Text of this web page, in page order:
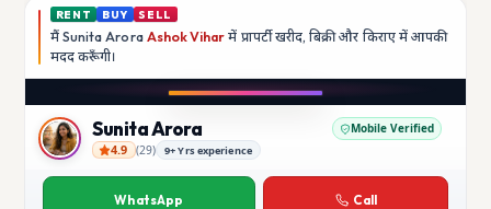
RENT BUY SELL
मैं Sunita Arora Ashok Vihar में प्रापर्टी खरीद, बिक्री और किराए में आपकी
मददकरूँगी।
Sunita Arora
Sunita Arora Mobile Verified
4.9 (29) 9+ Yrs experience
WhatsApp Call